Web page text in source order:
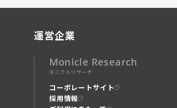
運営企業
Monicle Research
モニクルリサーチ
コーポレートサイト
採用情報